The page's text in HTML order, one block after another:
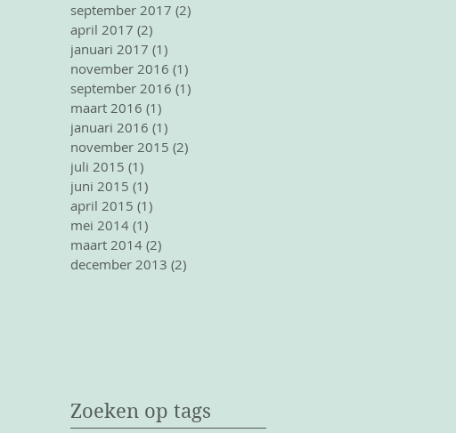
september 2017 (2)
april 2017 (2)
januari 2017 (1)
november 2016 (1)
september 2016 (1)
maart 2016 (1)
januari 2016 (1)
november 2015 (2)
juli 2015 (1)
juni 2015 (1)
april 2015 (1)
mei 2014 (1)
maart 2014 (2)
december 2013 (2)
Zoeken op tags